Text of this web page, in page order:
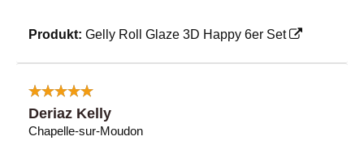
Produkt: Gelly Roll Glaze 3D Happy 6er Set
Deriaz Kelly
Chapelle-sur-Moudon